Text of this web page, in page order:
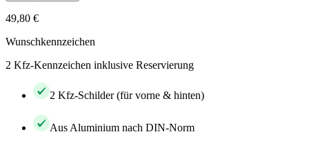
49,80 €
Wunschkennzeichen
2 Kfz-Kennzeichen inklusive Reservierung
2 Kfz-Schilder (für vorne & hinten)
Aus Aluminium nach DIN-Norm